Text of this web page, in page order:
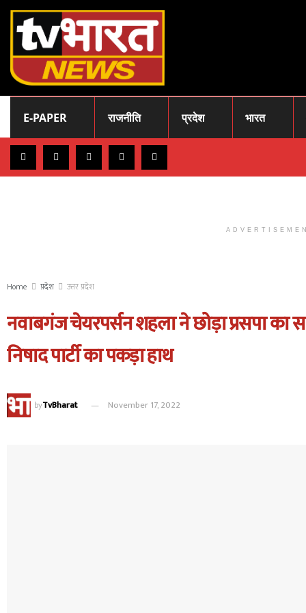
E-PAPER राजनीति प्रदेश भारत
Home प्रदेश उत्तर प्रदेश
नवाबगंज चेयरपर्सन शहला ने छोड़ा प्रसपा
निषाद पार्टी का पकड़ा हाथ
byTvBharat November 17, 2022